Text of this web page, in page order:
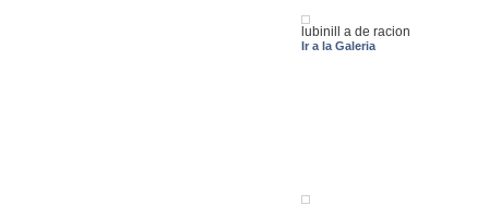
lubinill a de racion
Ir a la Galeria